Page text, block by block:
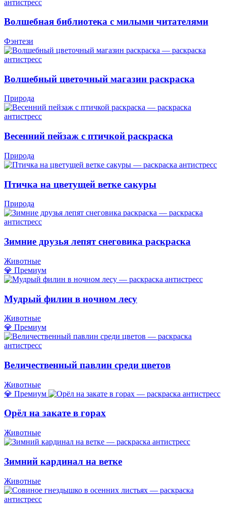
Волшебная библиотека с милыми читателями
Фэнтези
Волшебный цветочный магазин раскраска
Природа
Весенний пейзаж с птичкой раскраска
Природа
Птичка на цветущей ветке сакуры
Природа
Зимние друзья лепят снеговика раскраска
Животные
💎 Премиум
Мудрый филин в ночном лесу
Животные
💎 Премиум
Величественный павлин среди цветов
Животные
💎 Премиум
Орёл на закате в горах
Животные
Зимний кардинал на ветке
Животные